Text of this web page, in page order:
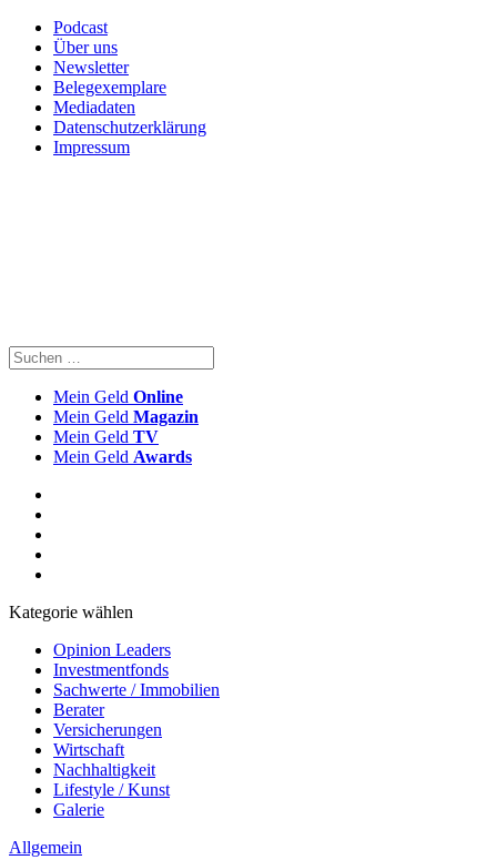
Podcast
Über uns
Newsletter
Belegexemplare
Mediadaten
Datenschutzerklärung
Impressum
Mein Geld Online
Mein Geld Magazin
Mein Geld TV
Mein Geld Awards
Kategorie wählen
Opinion Leaders
Investmentfonds
Sachwerte / Immobilien
Berater
Versicherungen
Wirtschaft
Nachhaltigkeit
Lifestyle / Kunst
Galerie
Allgemein